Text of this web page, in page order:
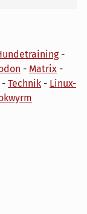
-
- Matrix -
- Technik - Linux-